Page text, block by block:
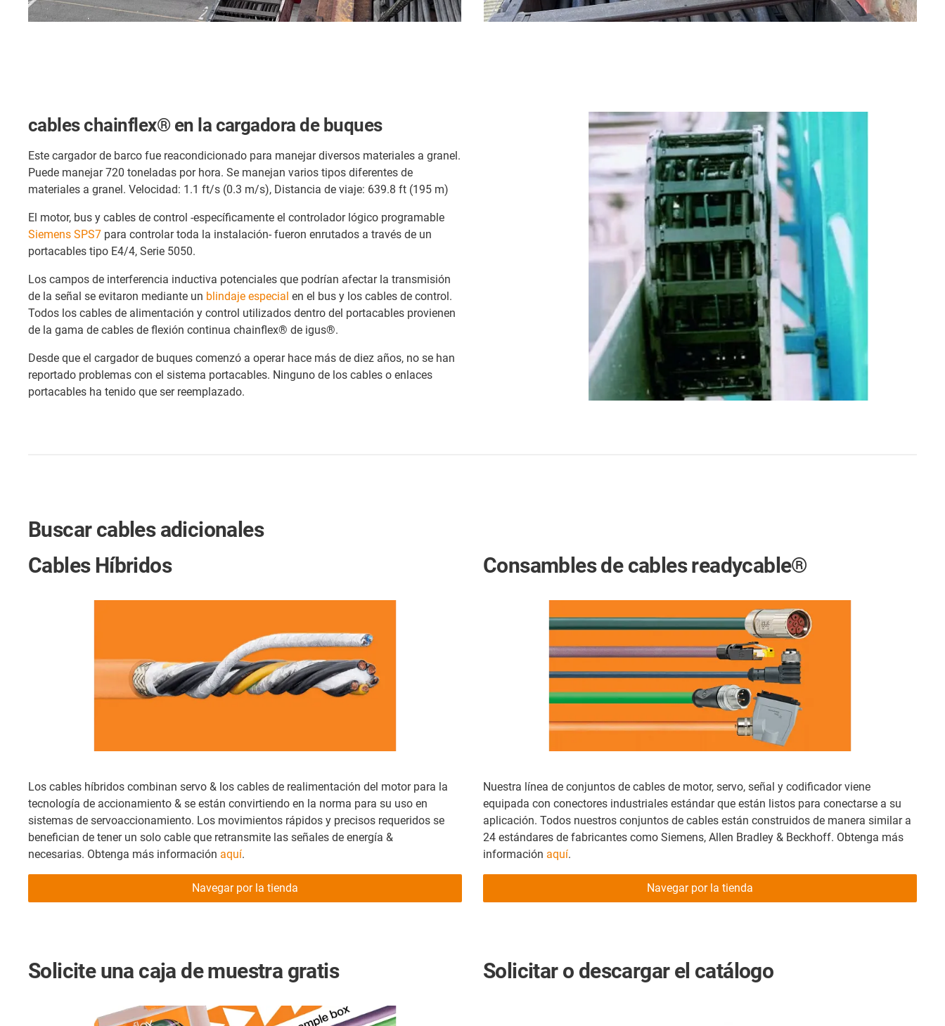
cables chainflex® en la cargadora de buques
Este cargador de barco fue reacondicionado para manejar diversos materiales a granel.
Puede manejar 720 toneladas por hora. Se manejan varios tipos diferentes de
materiales a granel. Velocidad: 1.1 ft/s (0.3 m/s), Distancia de viaje: 639.8 ft (195 m)
El motor, bus y cables de control -específicamente el controlador lógico programable
Siemens SPS7 para controlar toda la instalación- fueron enrutados a través de un
portacables tipo E4/4, Serie 5050.
Los campos de interferencia inductiva potenciales que podrían afectar la transmisión
de la señal se evitaron mediante un blindaje especial en el bus y los cables de control.
Todos los cables de alimentación y control utilizados dentro del portacables provienen
de la gama de cables de flexión continua chainflex® de igus®.
Desde que el cargador de buques comenzó a operar hace más de diez años, no se han
reportado problemas con el sistema portacables. Ninguno de los cables o enlaces
portacables ha tenido que ser reemplazado.
Buscar cables adicionales
Cables Híbridos
Los cables híbridos combinan servo & los cables de realimentación del motor para la
tecnología de accionamiento & se están convirtiendo en la norma para su uso en
sistemas de servoaccionamiento. Los movimientos rápidos y precisos requeridos se
benefician de tener un solo cable que retransmite las señales de energía &
necesarias. Obtenga más información aquí.
Navegar por la tienda
Consambles de cables readycable®
Nuestra línea de conjuntos de cables de motor, servo, señal y codificador viene
equipada con conectores industriales estándar que están listos para conectarse a su
aplicación. Todos nuestros conjuntos de cables están construidos de manera similar a
24 estándares de fabricantes como Siemens, Allen Bradley & Beckhoff. Obtenga más
información aquí.
Navegar por la tienda
Solicite una caja de muestra gratis Solicitar o descargar el catálogo